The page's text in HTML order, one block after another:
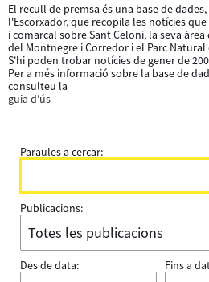
El recull de premsa és una base de
l'Escorxador, que recopila les notícies
i comarcal sobre Sant Celoni, la seva
del Montnegre i Corredor i el Parc
S'hi poden trobar notícies de gener de
Per a més informació sobre la base de
consulteu la
guia d'ús
Paraules a cercar:
Publicacions:
Des de data: Fins a